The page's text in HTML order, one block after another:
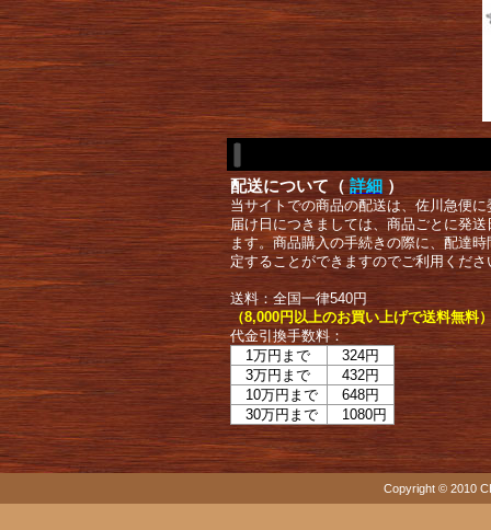
配送について（ 詳細 ）
当サイトでの商品の配送は、佐川急便
届け日につきましては、商品ごとに発
ます。商品購入の手続きの際に、配達
定することができますのでご利用くださ
送料：全国一律540円
（8,000円以上のお買い上げで送料無料
代金引換手数料：
1万円まで
324円
3万円まで
432円
10万円まで
648円
30万円まで
1080円
Copyright © 2010